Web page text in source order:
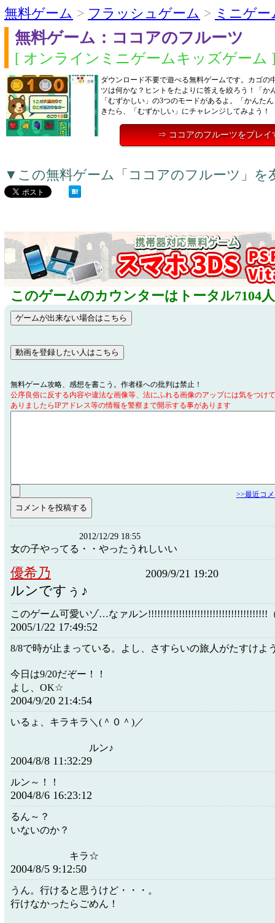
無料ゲーム > フラッシュゲーム > ミニゲー
無料ゲーム：ココアのフルーツ
[ オンラインミニゲームキッズゲーム
ダウンロード不要で遊べる無料ゲームです。カゴの
ツは何かな？ヒントをたよりに答えを絞ろう！「か
「むずかしい」の3つのモードがあるよ。「かんた
きたら、「むずかしい」にチャレンジしてみよう！
⇒ ココアのフルーツをプレイ
▼この無料ゲーム「ココアのフルーツ」を
このゲームのカウンターはトータル7104
無料ゲーム攻略、感想を書こう。作者様への批判は禁止！
公序良俗に反する内容や違法な画像等、法にふれる画像のアップには気をつけ
ありましたらIPアドレス等の情報を警察まで開示する事があります
>>最近コ
2012/12/29 18:55
女の子やってる・・やったうれしいい
優希乃 2009/9/21 19:20
ルンですぅ♪
このゲーム可愛いゾ…なァルン!!!!!!!!!!!!!!!!!!!!!!!!!!!!!!!!!!!!!!!
2005/1/22 17:49:52
8/8で時が止まっている。よし、さすらいの旅人がたすけよ
今日は9/20だぞー！！
よし、OK☆
2004/9/20 21:4:54
いるょ、キラキラ＼(＾０＾)／
ルン♪
2004/8/8 11:32:29
ルン～！！
2004/8/6 16:23:12
るん～？
いないのか？
キラ☆
2004/8/5 9:12:50
うん。行けると思うけど・・・。
行けなかったらごめん！